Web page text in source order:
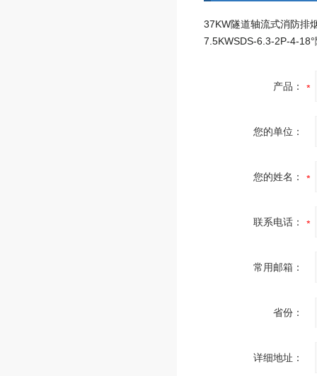
产品：
您的单位：
您的姓名：
联系电话：
常用邮箱：
省份：
详细地址：